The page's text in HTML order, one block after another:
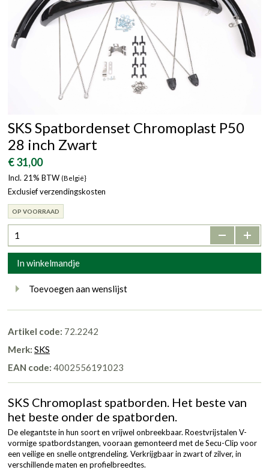
SKS Spatbordenset Chromoplast P50
28 inch Zwart
€ 31,00
Incl. 21% BTW (België}
Exclusief verzendingskosten
OP VOORRAAD
- +
In winkelmandje
Toevoegen aan wenslijst
Artikel code: 72.2242
Merk: SKS
EAN code: 4002556191023
SKS Chromoplast spatborden. Het beste van
het beste onder de spatborden.
De elegantste in hun soort en vrijwel onbreekbaar. Roestvrijstalen V-
vormige spatbordstangen, vooraan gemonteerd met de Secu-Clip voor
een veilige en snelle ontgrendeling. Verkrijgbaar in zwart of zilver, in
verschillende maten en profielbreedtes.